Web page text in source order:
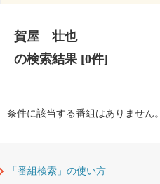
賀屋 壮也
の検索結果[0件]
条件に該当する番組はありません。
「番組検索」の使い方